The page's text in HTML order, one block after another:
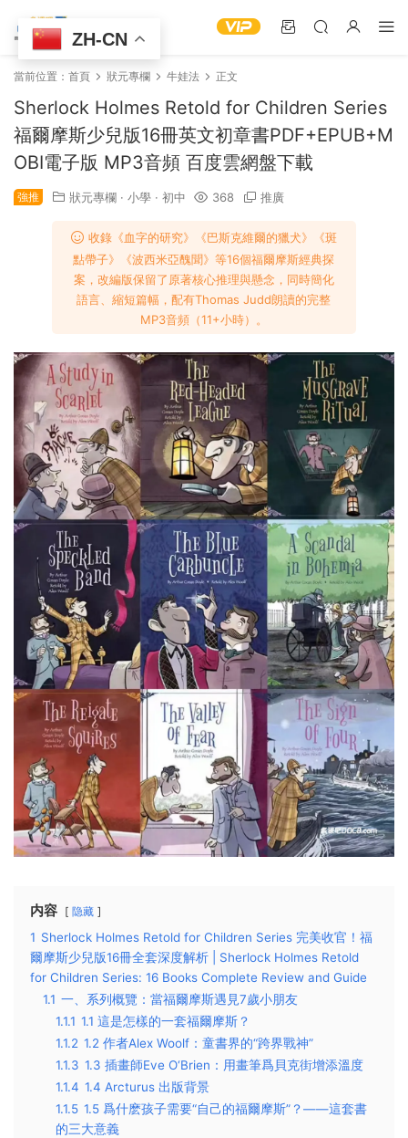
當前位置： 首頁 狀元專欄 牛娃法 正文
Sherlock Holmes Retold for Children Series
福爾摩斯少兒版16冊英文初章書PDF+EPUB+M
OBI電子版 MP3音頻 百度雲網盤下載
強推 狀元專欄 · 小學 · 初中 368 推廣
收錄《血字的研究》《巴斯克維爾的獵犬》《斑
點帶子》《波西米亞醜聞》等16個福爾摩斯經典探
案，改編版保留了原著核心推理與懸念，同時簡化
語言、縮短篇幅，配有Thomas Judd朗讀的完整
MP3音頻（11+小時）。
内容 隐藏
1 Sherlock Holmes Retold for Children Series 完美收官！福
爾摩斯少兒版16冊全套深度解析 | Sherlock Holmes Retold
for Children Series: 16 Books Complete Review and Guide
1.1 一、系列概覽：當福爾摩斯遇見7歲小朋友
1.1.1 1.1 這是怎樣的一套福爾摩斯？
1.1.2 1.2 作者Alex Woolf：童書界的“跨界戰神”
1.1.3 1.3 插畫師Eve O‘Brien：用畫筆爲貝克街增添溫度
1.1.4 1.4 Arcturus 出版背景
1.1.5 1.5 爲什麽孩子需要“自己的福爾摩斯”？——這套書
的三大意義
ZH-CN